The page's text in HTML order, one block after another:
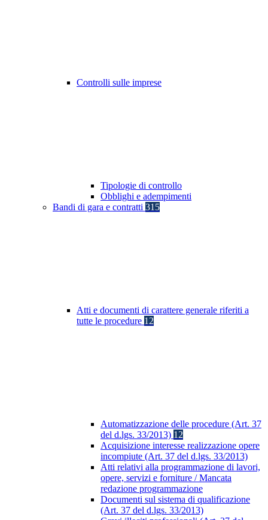
Controlli sulle imprese
Tipologie di controllo
Obblighi e adempimenti
Bandi di gara e contratti 315
Atti e documenti di carattere generale riferiti a
tutte le procedure 12
Automatizzazione delle procedure (Art. 37
del d.lgs. 33/2013) 12
Acquisizione interesse realizzazione opere
incompiute (Art. 37 del d.lgs. 33/2013)
Atti relativi alla programmazione di lavori,
opere, servizi e forniture / Mancata
redazione programmazione
Documenti sul sistema di qualificazione
(Art. 37 del d.lgs. 33/2013)